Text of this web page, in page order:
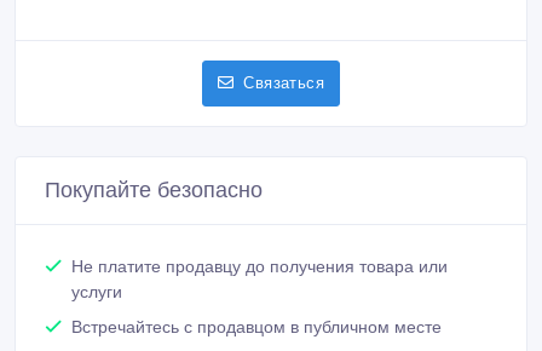
Связаться
Покупайте безопасно
Не платите продавцу до получения товара или
услуги
Встречайтесь с продавцом в публичном месте